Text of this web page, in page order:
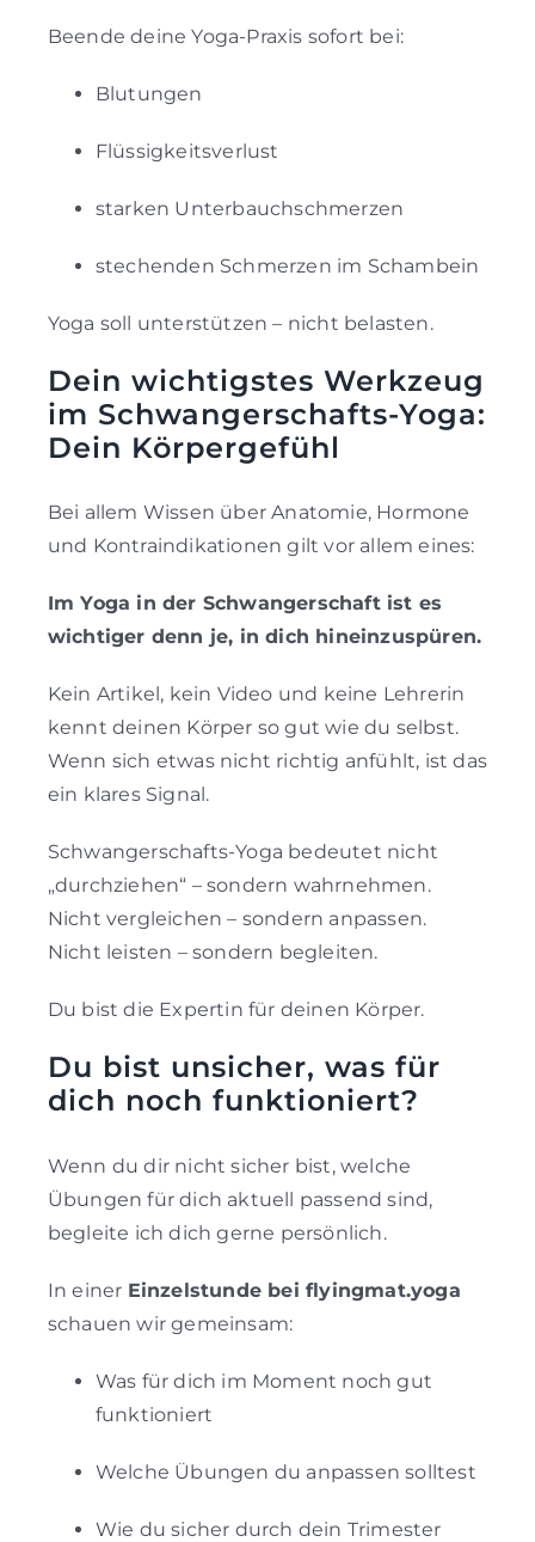
Beende deine Yoga-Praxis sofort bei:
Blutungen
Flüssigkeitsverlust
starken Unterbauchschmerzen
stechenden Schmerzen im Schambein
Yoga soll unterstützen – nicht belasten.
Dein wichtigstes Werkzeug
im Schwangerschafts-Yoga:
Dein Körpergefühl
Bei allem Wissen über Anatomie, Hormone
und Kontraindikationen gilt vor allem eines:
Im Yoga in der Schwangerschaft ist es
wichtiger denn je, in dich hineinzuspüren.
Kein Artikel, kein Video und keine Lehrerin
kennt deinen Körper so gut wie du selbst.
Wenn sich etwas nicht richtig anfühlt, ist das
ein klares Signal.
Schwangerschafts-Yoga bedeutet nicht
„durchziehen“ – sondern wahrnehmen.
Nicht vergleichen – sondern anpassen.
Nicht leisten – sondern begleiten.
Du bist die Expertin für deinen Körper.
Du bist unsicher, was für
dich noch funktioniert?
Wenn du dir nicht sicher bist, welche
Übungen für dich aktuell passend sind,
begleite ich dich gerne persönlich.
In einer Einzelstunde bei flyingmat.yoga
schauen wir gemeinsam:
Was für dich im Moment noch gut
funktioniert
Welche Übungen du anpassen solltest
Wie du sicher durch dein Trimester